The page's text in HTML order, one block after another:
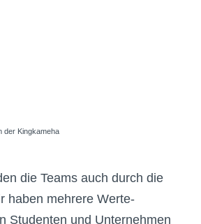
der Kingkameha
die Teams auch durch die
haben mehrere Werte-
Studenten und Unternehmen